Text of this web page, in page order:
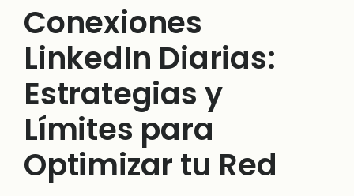
Conexiones
LinkedIn Diarias:
Estrategias y
Límites para
Optimizar tu Red